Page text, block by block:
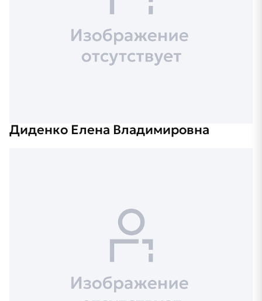
Диденко Елена Владимировна